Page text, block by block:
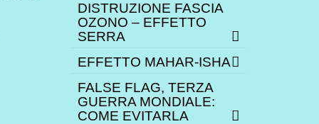
DISTRUZIONE FASCIA
OZONO – EFFETTO
SERRA
EFFETTO MAHAR-ISHA
FALSE FLAG, TERZA
GUERRA MONDIALE:
COME EVITARLA